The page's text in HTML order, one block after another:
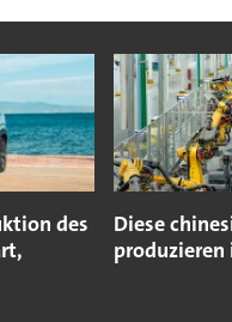
des
Diese
produzieren